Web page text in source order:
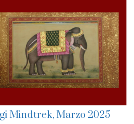
Mindtrek, Marzo 2025